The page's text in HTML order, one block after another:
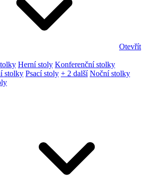
Otevřít
Herní stoly Konferenční stolky
stolky Psací stoly + 2 další Noční stolky